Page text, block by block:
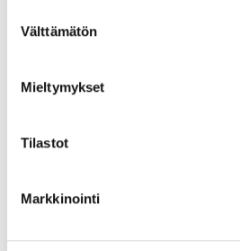
valinta
Välttämätön
Mieltymykset
Tilastot
Markkinointi
Kivisormus, koko 18, 585br, Paino: 1,8 g